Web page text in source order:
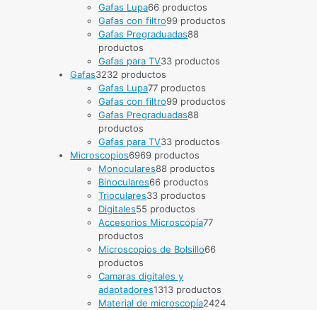
Gafas Lupa66 productos
Gafas con filtro99 productos
Gafas Pregraduadas88
productos
Gafas para TV33 productos
Gafas3232 productos
Gafas Lupa77 productos
Gafas con filtro99 productos
Gafas Pregraduadas88
productos
Gafas para TV33 productos
Microscopios6969 productos
Monoculares88 productos
Binoculares66 productos
Trioculares33 productos
Digitales55 productos
Accesorios Microscopía77
productos
Microscopios de Bolsillo66
productos
Camaras digitales y
adaptadores1313 productos
Material de microscopía2424